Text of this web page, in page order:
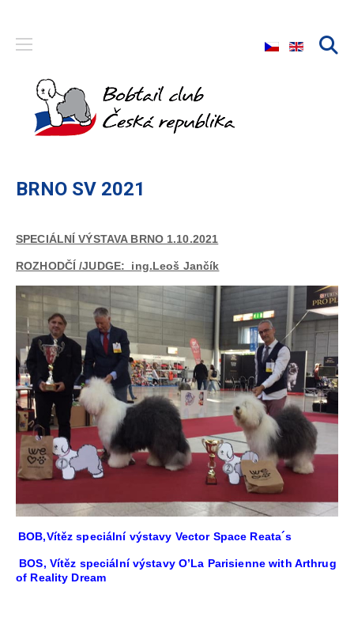
Zvolte jazyk
BRNO SV 2021
SPECIÁLNÍ VÝSTAVA BRNO 1.10.2021
ROZHODČÍ /JUDGE: ing.Leoš Jančík
BOB,Vítěz speciální výstavy Vector Space Reata´s
BOS, Vítěz speciální výstavy O’La Parisienne with Arthrug
of Reality Dream